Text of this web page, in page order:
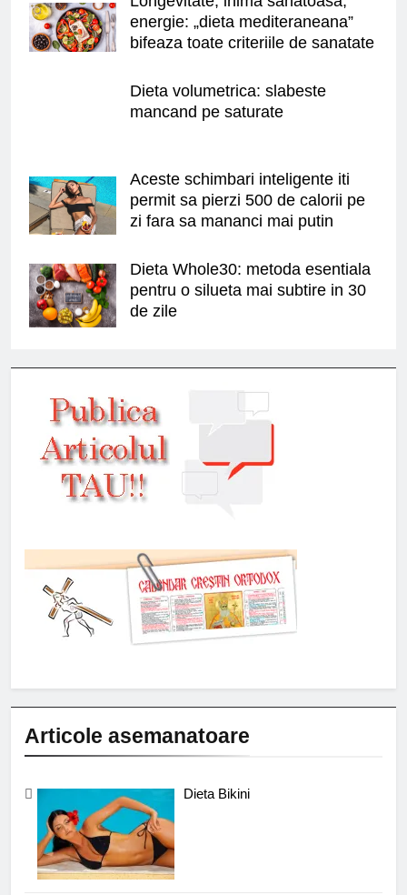
energie: „dieta mediteraneana”
bifeaza toate criteriile de sanatate
Dieta volumetrica: slabeste
mancand pe saturate
Aceste schimbari inteligente iti
permit sa pierzi 500 de calorii pe
zi fara sa mananci mai putin
Dieta Whole30: metoda esentiala
pentru o silueta mai subtire in 30
de zile
Articole asemanatoare
Dieta Bikini